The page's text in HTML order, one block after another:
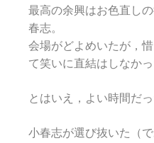
最高の余興はお色直し
春志。
会場がどよめいたが，
て笑いに直結はしなか
とはいえ，よい時間だっ
小春志が選び抜いた（で